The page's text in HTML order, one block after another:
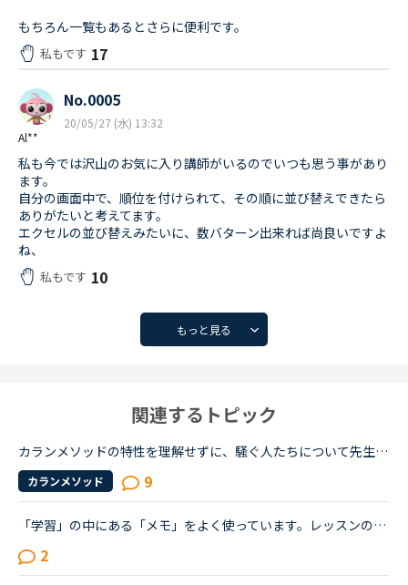
もちろん一覧もあるとさらに便利です。
私もです 17
Al**
No.0005
20/05/27 (水) 13:32
私も今では沢山のお気に入り講師がいるのでいつも思う事があり
ます。
自分の画面中で、順位を付けられて、その順に並び替えできたら
ありがたいと考えてます。
エクセルの並び替えみたいに、数バターン出来れば尚良いですよ
ね、
私もです 10
もっと見る
関連するトピック
カランメソッドの特性を理解せずに、騒ぐ人たちについて先生方のレビューを見ていると、カランの進め方について苦言を呈しているレビューが目立つように思いました。これについて、個人的には「それは、生徒の方...
カランメソッド 9
「学習」の中にある「メモ」をよく使っています。レッスンの中で講師から言われたこと、チャットボックスに入れてもらった単語の復習や、例文など自分で調べたことなどどんどん入れています。ある程度以上になる...
2